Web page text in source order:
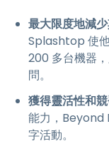
最大限度地減
Splashtop 使
200 多台機器
問。
獲得靈活性和競
能力，Beyond
字活動。